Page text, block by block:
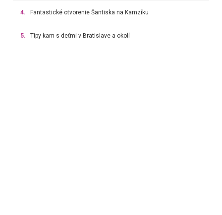
4. Fantastické otvorenie Šantiska na Kamzíku
5. Tipy kam s deťmi v Bratislave a okolí